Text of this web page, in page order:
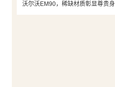
沃尔沃EM90，稀缺材质彰显尊贵